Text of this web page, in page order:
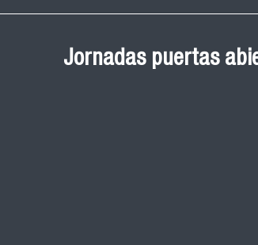
Jornadas puertas
Ceremonia de Graduación